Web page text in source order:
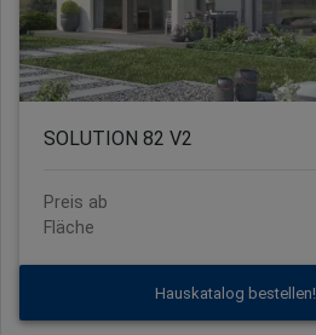
SOLUTION 82 V2
Preis ab
Fläche
Hauskatalog bestellen!